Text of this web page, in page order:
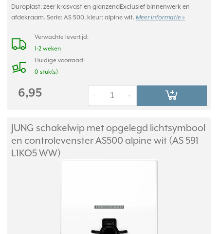
Duroplast: zeer krasvast en glanzendExclusief binnenwerk en
afdekraam. Serie: AS 500, kleur: alpine wit. Meer informatie »
Verwachte levertijd:
1-2 weken
Huidige voorraad:
0 stuk(s)
6,95 +
-
JUNG schakelwip met opgelegd lichtsymbool
en controlevenster AS500 alpine wit (AS 591
L1KO5 WW)